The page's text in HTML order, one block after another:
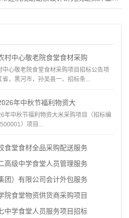
村中心敬老院食堂食材采购
中心敬老院食堂食材采购项目招标公告项
省，黑河市，孙吴县一、招标条...
年中秋节福利物资大
年中秋节福利物资大米采购项目（招标编
）项目...
食堂食材全品采购配送服务
高级中学食堂人员管理服务
团）有限公司会计外包服务
院食堂物资供货商采购项目
中学食堂人员服务项目招标